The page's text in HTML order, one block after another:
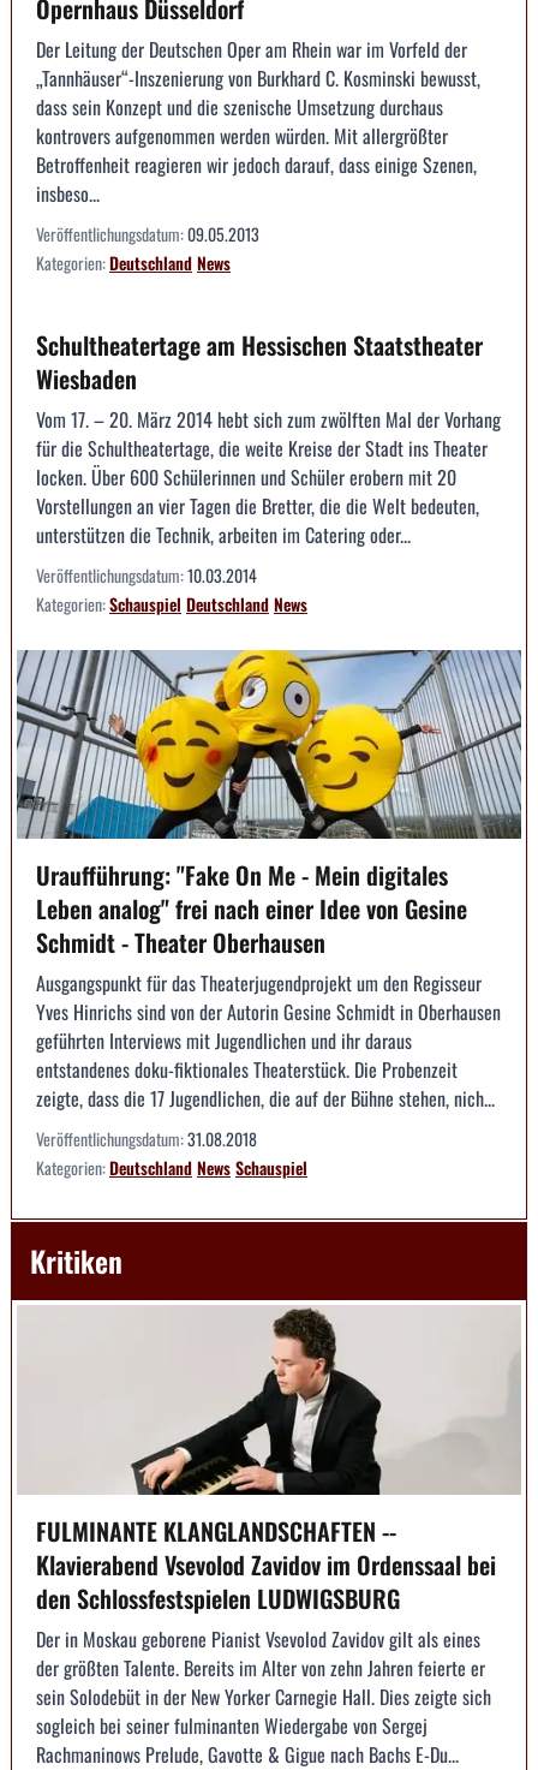
Opernhaus Düsseldorf
Der Leitung der Deutschen Oper am Rhein war im Vorfeld der
„Tannhäuser“-Inszenierung von Burkhard C. Kosminski bewusst,
dass sein Konzept und die szenische Umsetzung durchaus
kontrovers aufgenommen werden würden. Mit allergrößter
Betroffenheit reagieren wir jedoch darauf, dass einige Szenen,
insbeso...
Veröffentlichungsdatum:09.05.2013
Kategorien:DeutschlandNews
Schultheatertage am Hessischen Staatstheater
Wiesbaden
Vom 17. – 20. März 2014 hebt sich zum zwölften Mal der Vorhang
für die Schultheatertage, die weite Kreise der Stadt ins Theater
locken. Über 600 Schülerinnen und Schüler erobern mit 20
Vorstellungen an vier Tagen die Bretter, die die Welt bedeuten,
unterstützen die Technik, arbeiten im Catering oder...
Veröffentlichungsdatum:10.03.2014
Kategorien:Schauspiel DeutschlandNews
Uraufführung: "Fake On Me - Mein digitales
Leben analog" frei nach einer Idee von Gesine
Schmidt - Theater Oberhausen
Ausgangspunkt für das Theaterjugendprojekt um den Regisseur
Yves Hinrichs sind von der Autorin Gesine Schmidt in Oberhausen
geführten Interviews mit Jugendlichen und ihr daraus
entstandenes doku-fiktionales Theaterstück. Die Probenzeit
zeigte, dass die 17 Jugendlichen, die auf der Bühne stehen, nich...
Veröffentlichungsdatum:31.08.2018
Kategorien:DeutschlandNewsSchauspiel
Kritiken
FULMINANTE KLANGLANDSCHAFTEN --
Klavierabend Vsevolod Zavidov im Ordenssaal bei
den Schlossfestspielen LUDWIGSBURG
Der in Moskau geborene Pianist Vsevolod Zavidov gilt als eines
der größten Talente. Bereits im Alter von zehn Jahren feierte er
sein Solodebüt in der New Yorker Carnegie Hall. Dies zeigte sich
sogleich bei seiner fulminanten Wiedergabe von Sergej
Rachmaninows Prelude, Gavotte & Gigue nach Bachs E-Du...